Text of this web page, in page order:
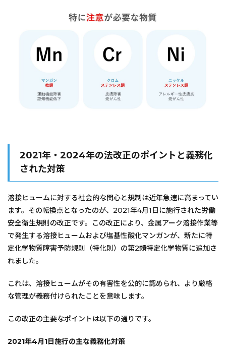
2021年・2024年の法改正のポイントと義務化
された対策
溶接ヒュームに対する社会的な関心と規制は近年急速に高まってい
ます。その転換点となったのが、2021年4月1日に施行された労働
安全衛生規則の改正です。この改正により、金属アーク溶接作業等
で発生する溶接ヒュームおよび塩基性酸化マンガンが、新たに特
定化学物質障害予防規則（特化則）の第2類特定化学物質に追加さ
れました。
これは、溶接ヒュームがその有害性を公的に認められ、より厳格
な管理が義務付けられたことを意味します。
この改正の主要なポイントは以下の通りです。
2021年4月1日施行の主な義務化対策